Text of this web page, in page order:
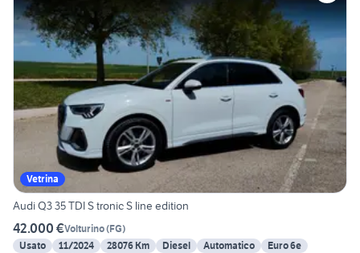
Vetrina
Audi Q3 35 TDI S tronic S line edition
42.000 €Volturino(FG)
Usato
11/2024 28076 Km Diesel Automatico
Euro 6e